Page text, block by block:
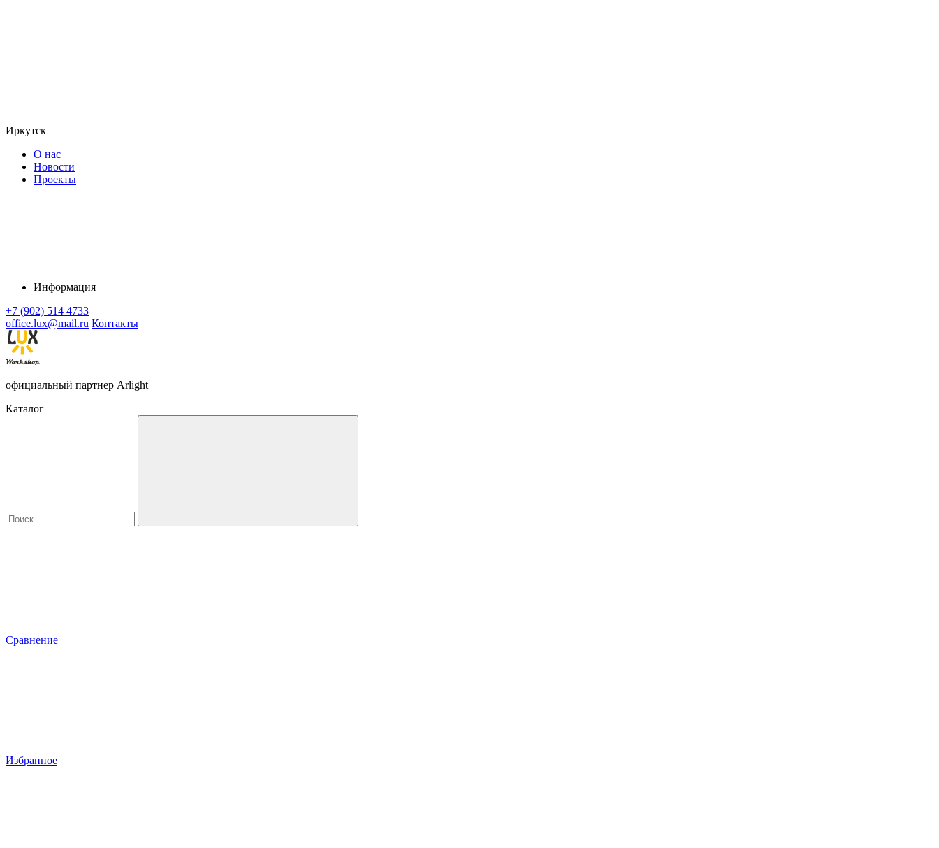
Иркутск
О нас
Новости
Проекты
Информация
+7 (902) 514 4733
office.lux@mail.ru Контакты
официальный партнер Arlight
Каталог
Сравнение
Избранное